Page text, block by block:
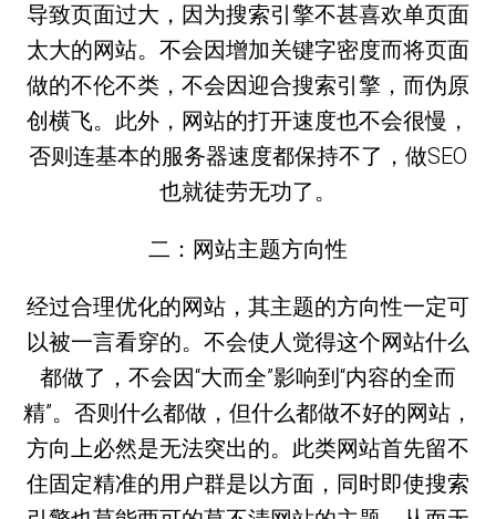
导致页面过大，因为搜索引擎不甚喜欢单页面
太大的网站。不会因增加关键字密度而将页面
做的不伦不类，不会因迎合搜索引擎，而伪原
创横飞。此外，网站的打开速度也不会很慢，
否则连基本的服务器速度都保持不了，做SEO
也就徒劳无功了。
二：网站主题方向性
经过合理优化的网站，其主题的方向性一定可
以被一言看穿的。不会使人觉得这个网站什么
都做了，不会因“大而全”影响到“内容的全而
精”。否则什么都做，但什么都做不好的网站，
方向上必然是无法突出的。此类网站首先留不
住固定精准的用户群是以方面，同时即使搜索